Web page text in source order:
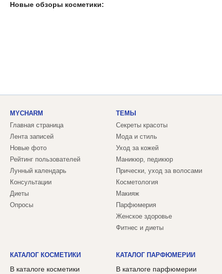
Новые обзоры косметики:
MYCHARM
Главная страница
Лента записей
Новые фото
Рейтинг пользователей
Лунный календарь
Консультации
Диеты
Опросы
ТЕМЫ
Секреты красоты
Мода и стиль
Уход за кожей
Маникюр, педикюр
Прически, уход за волосами
Косметология
Макияж
Парфюмерия
Женское здоровье
Фитнес и диеты
КАТАЛОГ КОСМЕТИКИ
В каталоге косметики
КАТАЛОГ ПАРФЮМЕРИИ
В каталоге парфюмерии